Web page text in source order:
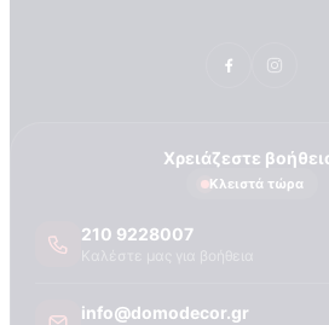
Χρειάζεστε
Κλειστά τώρα
210 9228007
info@domodecor.gr